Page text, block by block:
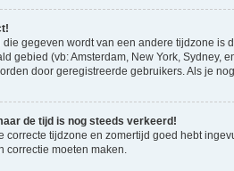
die gegeven wordt van een andere tijdzone
gebied (vb: Amsterdam, New York, Sydney,
door geregistreerde gebruikers. Als je
de tijd is nog steeds verkeerd!
correcte tijdzone en zomertijd goed hebt
moeten maken.